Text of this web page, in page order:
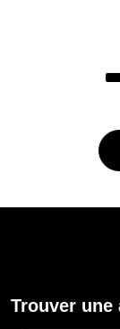
Trouver une